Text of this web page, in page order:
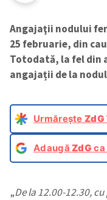
Angajaţii nodului
25 februarie, din
Totodată, la fel din
angajații de la
Urmărește ZdG
AdaugăZdG ca
„De la 12.00-12.30,